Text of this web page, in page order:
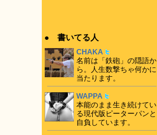
● 書いてる人
CHAKA
名前は「鉄砲」の隠語か
ら。人生数撃ちゃ何かに
当たります。
WAPPA
本能のまま生き続けてい
る現代版ピーターパンと
自負しています。